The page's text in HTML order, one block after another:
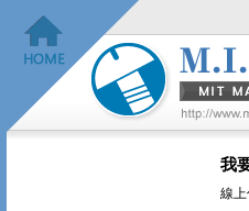
我
線